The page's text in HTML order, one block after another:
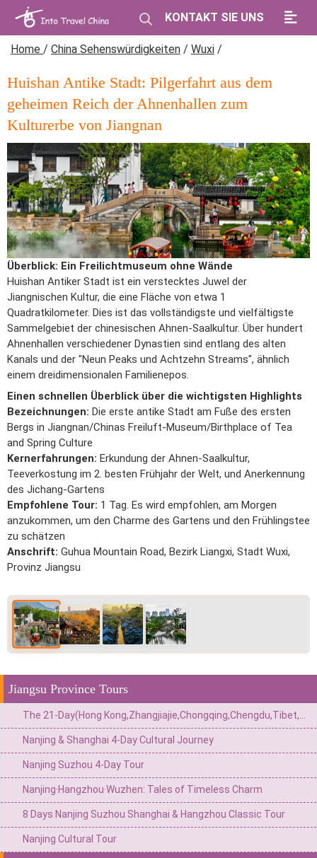
KONTAKT SIE UNS
Home / China Sehenswürdigkeiten / Wuxi /
Huishan Antike Stadt: Pilgerfahrt aus dem
geheimen Reich der Ahnenhallen zum
Kulturerbe von Jiangnan
Überblick: Ein Freilichtmuseum ohne Wände
Huishan Antiker Stadt ist ein verstecktes Juwel der
Jiangnischen Kultur, die eine Fläche von etwa 1
Quadratkilometer. Dies ist das vollständigste und vielfältigste
Sammelgebiet der chinesischen Ahnen-Saalkultur. Über hundert
Ahnenhallen verschiedener Dynastien sind entlang des alten
Kanals und der "Neun Peaks und Achtzehn Streams", ähnlich
einem dreidimensionalen Familienepos.
Einen schnellen Überblick über die wichtigsten Highlights
Bezeichnungen: Die erste antike Stadt am Fuße des ersten
Bergs in Jiangnan/Chinas Freiluft-Museum/Birthplace of Tea
and Spring Culture
Kernerfahrungen: Erkundung der Ahnen-Saalkultur,
Teeverkostung im 2. besten Frühjahr der Welt, und Anerkennung
des Jichang-Gartens
Empfohlene Tour: 1 Tag. Es wird empfohlen, am Morgen
anzukommen, um den Charme des Gartens und den Frühlingstee
zu schätzen
Anschrift: Guhua Mountain Road, Bezirk Liangxi, Stadt Wuxi,
Provinz Jiangsu
Jiangsu Province Tours
Nanjing & Shanghai 4-Day Cultural Journey
Nanjing Suzhou 4-Day Tour
Nanjing·Hangzhou·Wuzhen: Tales of Timeless Charm
8 Days Nanjing Suzhou Shanghai & Hangzhou Classic Tour
Nanjing Cultural Tour